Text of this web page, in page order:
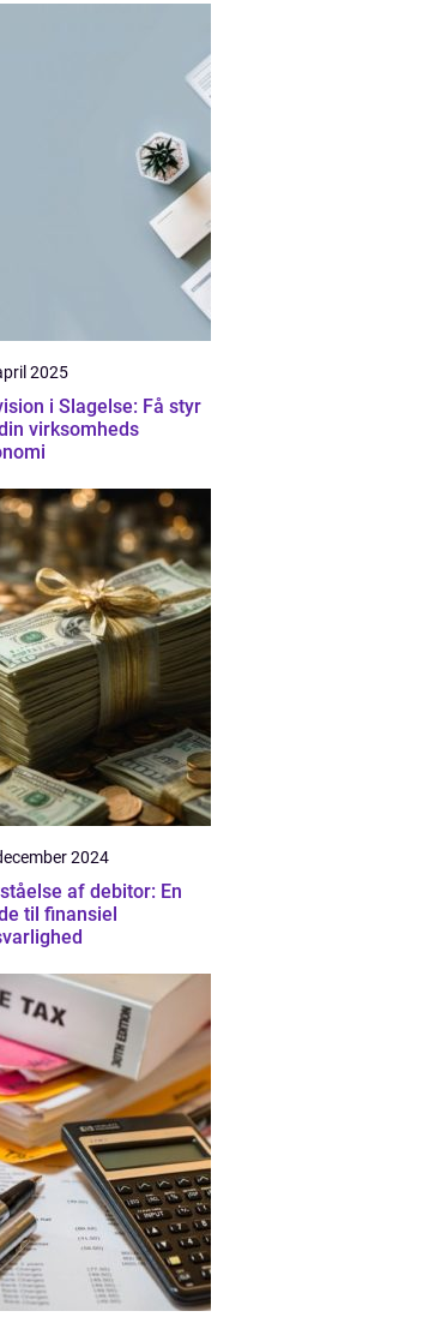
2025
i Slagelse: Få styr
virksomheds
2024
af debitor: En
til finansiel